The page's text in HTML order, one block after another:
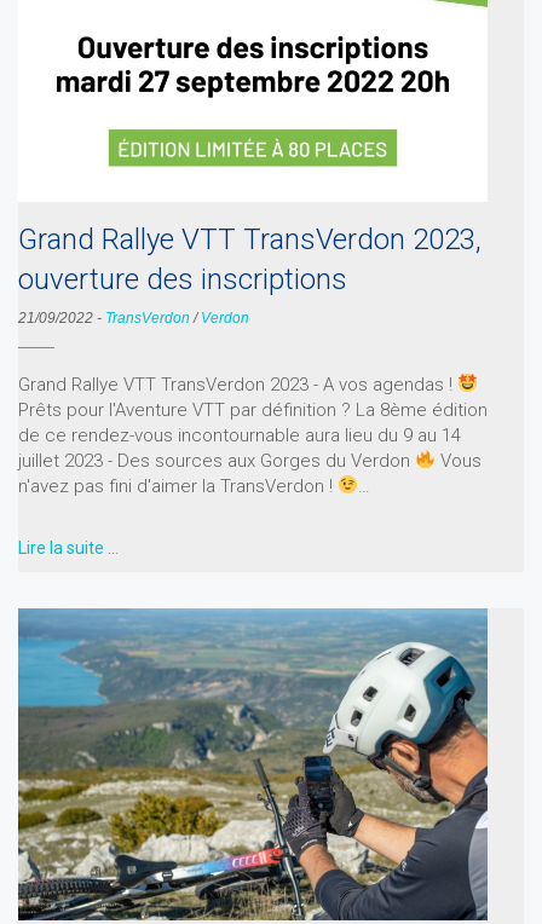
Grand Rallye VTT TransVerdon 2023,
ouverture des inscriptions
21/09/2022 - TransVerdon / Verdon
Grand Rallye VTT TransVerdon 2023 - A vos agendas !
Prêts pour l'Aventure VTT par définition ? La 8ème édition
de ce rendez-vous incontournable aura lieu du 9 au 14
juillet 2023 - Des sources aux Gorges du Verdon
Vous
n'avez pas fini d'aimer la TransVerdon !
…
Lire la suite …